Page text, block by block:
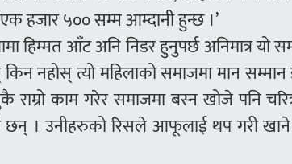
हजार ५०० सम्म आम्दानी हुन्छ ।’
हिम्मत आँट अनि निडर हुनुपर्छ अनिमात्र यो
किन नहोस् त्यो महिलाको समाजमा मान
काम गरेर समाजमा बस्न खोजे पनि
छन् । उनीहरुको रिसले आफूलाई थप गरी